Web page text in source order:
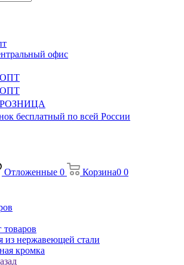
офис
ОПТ
ОПТ
РОЗНИЦА
бесплатный по всей России
Отложенные 0 Корзина0 0
товаров
из нержавеющей стали
кромка